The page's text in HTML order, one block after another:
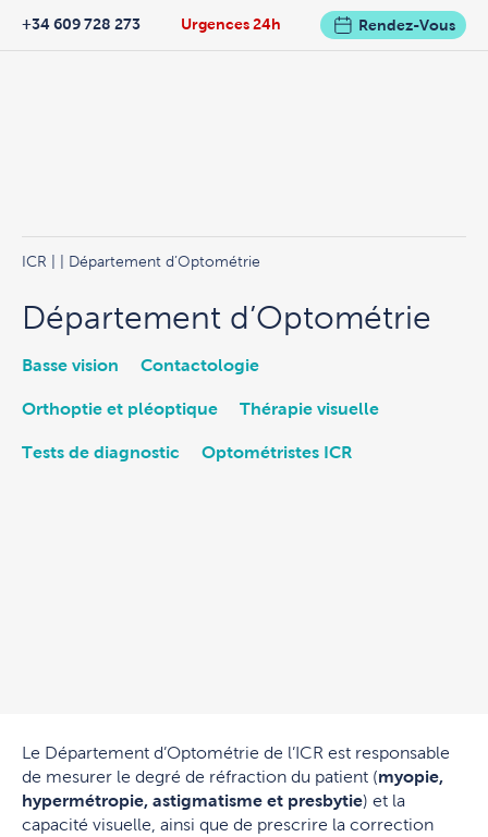
Urgences 24h
+34 609 728 273 Rendez-Vous
ICR | Département d’Optométrie
Département d’Optométrie
Basse vision Contactologie
Orthoptie et pléoptique Thérapie visuelle
Tests de diagnostic Optométristes ICR
Le Département d’Optométrie de l’ICR est responsable
de mesurer le degré de réfraction du patient (myopie,
hypermétropie, astigmatisme et presbytie) et la
capacité visuelle, ainsi que de prescrire la correction